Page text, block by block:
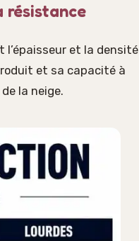
résistance
l’épaisseur et la densité
et sa capacité à
la neige.